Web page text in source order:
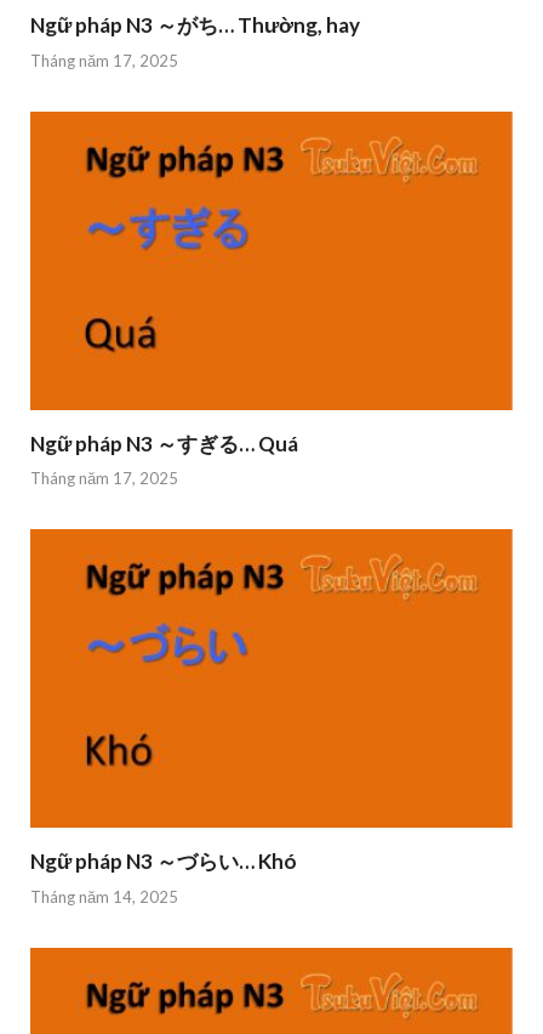
Ngữ pháp N3 ～がち… Thường, hay
Tháng năm 17, 2025
Ngữ pháp N3 ～すぎる… Quá
Tháng năm 17, 2025
Ngữ pháp N3 ～づらい… Khó
Tháng năm 14, 2025